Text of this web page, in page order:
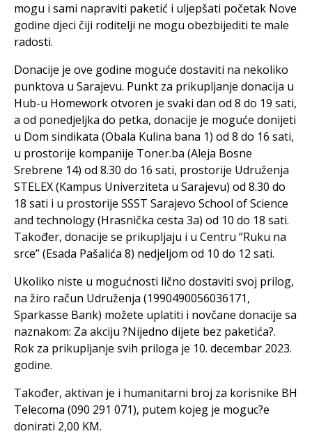
mogu i sami napraviti paketić i uljepšati početak Nove
godine djeci čiji roditelji ne mogu obezbijediti te male
radosti.
Donacije je ove godine moguće dostaviti na nekoliko
punktova u Sarajevu. Punkt za prikupljanje donacija u
Hub-u Homework otvoren je svaki dan od 8 do 19 sati,
a od ponedjeljka do petka, donacije je moguće donijeti
u Dom sindikata (Obala Kulina bana 1) od 8 do 16 sati,
u prostorije kompanije Toner.ba (Aleja Bosne
Srebrene 14) od 8.30 do 16 sati, prostorije Udruženja
STELEX (Kampus Univerziteta u Sarajevu) od 8.30 do
18 sati i u prostorije SSST Sarajevo School of Science
and technology (Hrasnička cesta 3a) od 10 do 18 sati.
Također, donacije se prikupljaju i u Centru “Ruku na
srce” (Esada Pašalića 8) nedjeljom od 10 do 12 sati.
Ukoliko niste u mogućnosti lično dostaviti svoj prilog,
na žiro račun Udruženja (1990490056036171,
Sparkasse Bank) možete uplatiti i novčane donacije sa
naznakom: Za akciju ?Nijedno dijete bez paketića?.
Rok za prikupljanje svih priloga je 10. decembar 2023.
godine.
Također, aktivan je i humanitarni broj za korisnike BH
Telecoma (090 291 071), putem kojeg je moguc?e
donirati 2,00 KM.